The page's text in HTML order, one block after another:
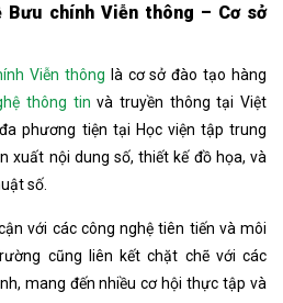
Bưu chính Viễn thông – Cơ sở
Viễn thông là cơ sở đào tạo hàng
thông tin và truyền thông tại Việt
phương tiện tại Học viện tập trung
xuất nội dung số, thiết kế đồ họa, và
số.
với các công nghệ tiên tiến và môi
cũng liên kết chặt chẽ với các
mang đến nhiều cơ hội thực tập và